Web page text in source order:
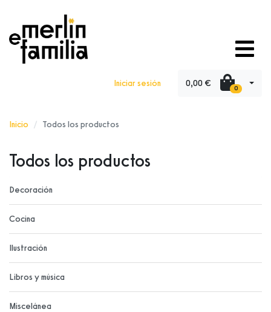
Iniciar sesión 0,00 € 0
Inicio Todos los productos
Todos los productos
Decoración
Cocina
Ilustración
Libros y música
Miscelánea